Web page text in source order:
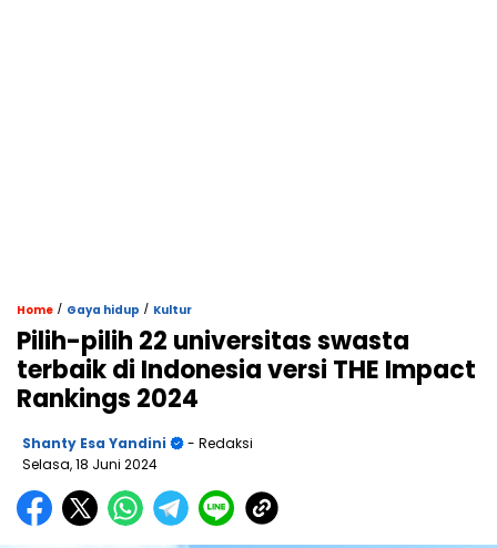
Home / Gaya hidup / Kultur
Pilih-pilih 22 universitas swasta
terbaik di Indonesia versi THE Impact
Rankings 2024
Shanty Esa Yandini
- Redaksi
Selasa, 18 Juni 2024